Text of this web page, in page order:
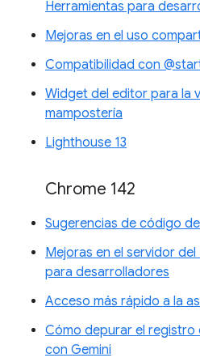
Herramientas para
Mejoras en el uso
Compatibilidad con
Widget del editor para la
mampostería
Lighthouse 13
Chrome 142
Sugerencias de código
Mejoras en el servidor
para desarrolladores
Acceso más rápido a la
Cómo depurar el
con Gemini